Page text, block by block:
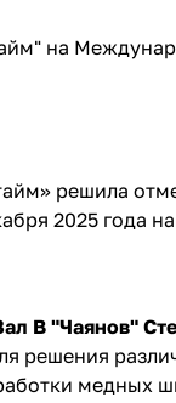
решила
2025 года
В "Чаянов"
решения
медных